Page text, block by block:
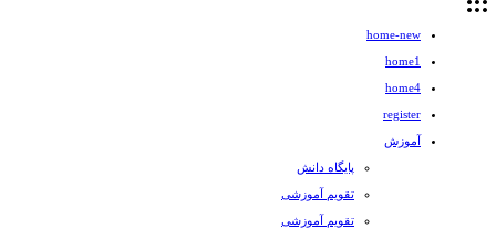
home-new
home1
home4
register
آموزش
پایگاه دانش
تقویم آموزشی
تقویم آموزشی